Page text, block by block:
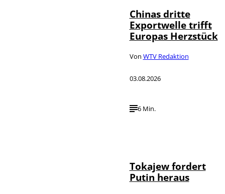
Chinas dritte
Exportwelle trifft
Europas Herzstück
Von WTV Redaktion
03.08.2026
6 Min.
Tokajew fordert
Putin heraus